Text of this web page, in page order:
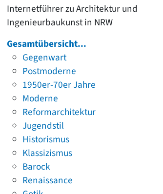
Internetführer zu Architektur und
Ingenieurbaukunst in NRW
Gesamtübersicht...
Gegenwart
Postmoderne
1950er-70er Jahre
Moderne
Reformarchitektur
Jugendstil
Historismus
Klassizismus
Barock
Renaissance